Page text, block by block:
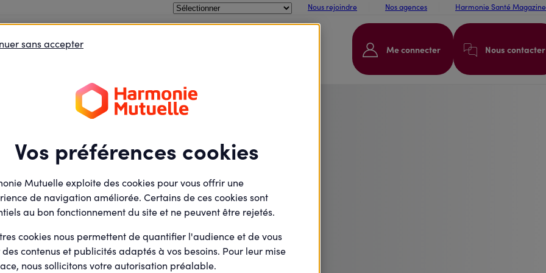
le débat Je défends des projets Me connecter Nous contacter
Nous rejoindre Nos agences Harmonie Santé Magazine
2021
Vos préférences cookies
Mutuelle exploite des cookies pour vous offrir une
de navigation améliorée. Certains de ces cookies sont
au bon fonctionnement du site et ne peuvent être rejetés.
cookies nous permettent de quantifier l'audience et de vous
contenus et publicités adaptés à vos besoins. Pour leur mise
nous sollicitons votre autorisation préalable.
sans accepter